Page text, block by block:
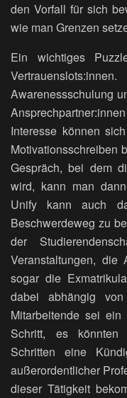
den Vorfall für sich
wie man Grenzen
Ein wichtiges
Awarenessschulung
Interesse können
Motivationsschreiben
Gespräch, bei dem
wird, kann man
Unify kann auch
Beschwerdeweg zu
der
Veranstaltungen, die
sogar die
dabei abhängig
Mitarbeitende sei
Schritt, es könnten
Schritten eine
außerordentlicher
dieser Tätigkeit